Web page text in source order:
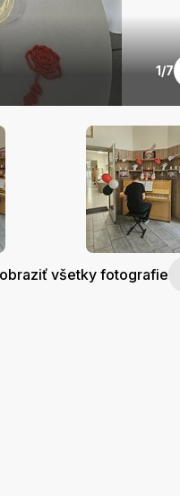
1/7
všetky fotografie